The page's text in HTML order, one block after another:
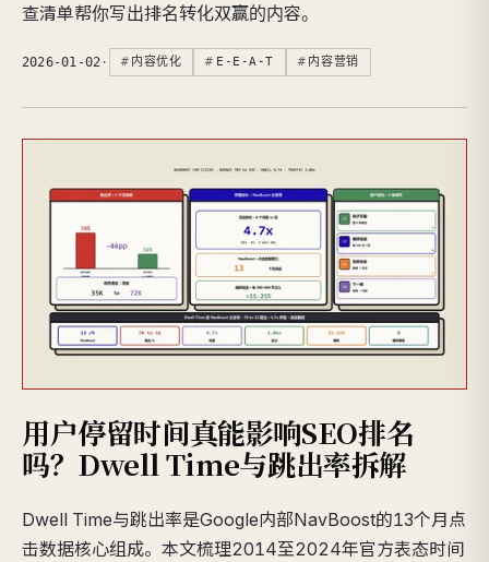
查清单帮你写出排名转化双赢的内容。
2026-01-02 · 内容优化 E-E-A-T 内容营销
用户停留时间真能影响SEO排名
吗？Dwell Time与跳出率拆解
Dwell Time与跳出率是Google内部NavBoost的13个月点
击数据核心组成。本文梳理2014至2024年官方表态时间